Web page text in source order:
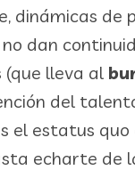
dinámicas de
dan
lleva al
del
el estatus
echarte de